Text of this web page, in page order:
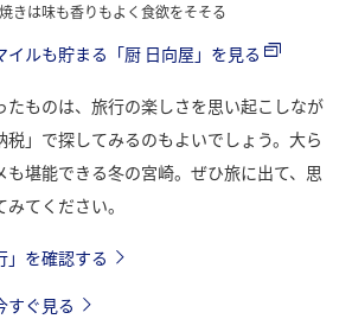
きは味も香りもよく食欲をそそる
ルも貯まる「厨 日向屋」を見る
たものは、旅行の楽しさを思い起こしなが
税」で探してみるのもよいでしょう。大ら
も堪能できる冬の宮崎。ぜひ旅に出て、思
てください。
」を確認する
すぐ見る